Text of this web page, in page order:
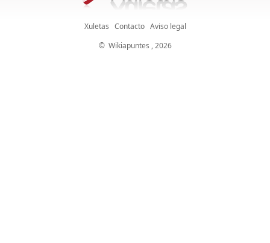
Xuletas Contacto Aviso legal
© Wikiapuntes , 2026